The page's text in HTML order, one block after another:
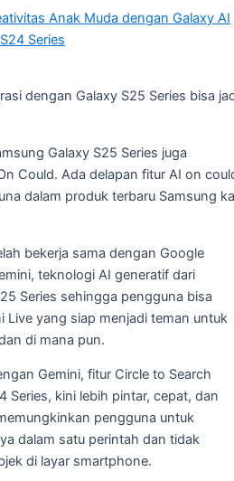
Anak Muda dengan Galaxy AI
Series
dengan Galaxy S25 Series bisa
Galaxy S25 Series juga
Could. Ada delapan fitur AI on
dalam produk terbaru Samsung
bekerja sama dengan Google
teknologi AI generatif dari
Series sehingga pengguna bisa
Live yang siap menjadi teman untuk
di mana pun.
Gemini, fitur Circle to Search
Series, kini lebih pintar, cepat, dan
pengguna untuk
dalam satu perintah dan tidak
di layar smartphone.